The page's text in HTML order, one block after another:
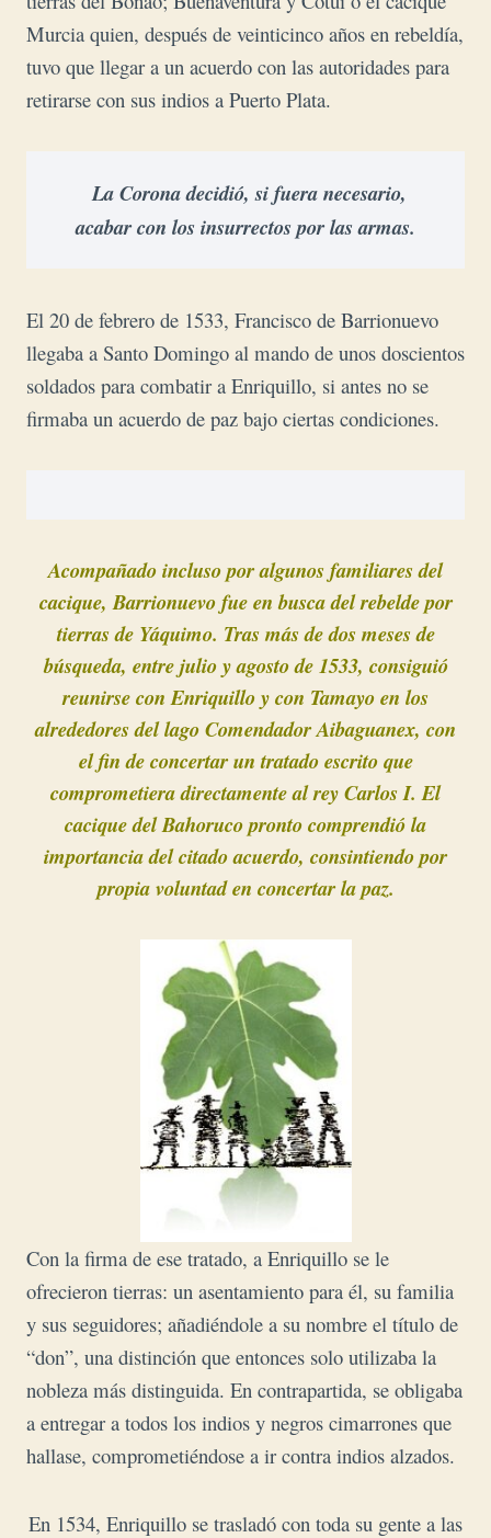
Murcia quien, después de veinticinco años en rebeldía,
tuvo que llegar a un acuerdo con las autoridades para
retirarse con sus indios a Puerto Plata.
La Corona decidió, si fuera necesario,
acabar con los insurrectos por las armas.
El 20 de febrero de 1533, Francisco de Barrionuevo
llegaba a Santo Domingo al mando de unos doscientos
soldados para combatir a Enriquillo, si antes no se
firmaba un acuerdo de paz bajo ciertas condiciones.
Acompañado incluso por algunos familiares del
cacique, Barrionuevo fue en busca del rebelde por
tierras de Yáquimo. Tras más de dos meses de
búsqueda, entre julio y agosto de 1533, consiguió
reunirse con Enriquillo y con Tamayo en los
alrededores del lago Comendador Aibaguanex, con
el fin de concertar un tratado escrito que
comprometiera directamente al rey Carlos I.El
cacique del Bahoruco pronto comprendió la
importancia del citado acuerdo, consintiendo por
propia voluntad en concertar la paz.
Con la firma de ese tratado, a Enriquillo se le
ofrecieron tierras: un asentamiento para él, su familia
y sus seguidores; añadiéndole a su nombre el título de
“don”, una distinción que entonces solo utilizaba la
nobleza más distinguida. En contrapartida, se obligaba
a entregar a todos los indios y negros cimarrones que
hallase, comprometiéndose a ir contra indios alzados.
En 1534, Enriquillo se trasladó con toda su gente a las